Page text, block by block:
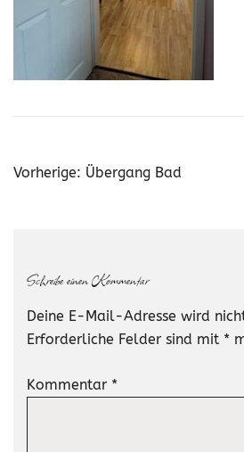
Beitragsnavigation
Vorherige: Übergang Bad
Schreibe einen Kommentar
Deine E-Mail-Adresse wird
Erforderliche Felder sind mit *
Kommentar *